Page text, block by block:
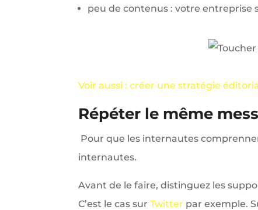
peu de contenus : votre entreprise
Voir aussi : créer une stratégie
Répéter le même
Pour que les internautes
internautes.
Avant de le faire, distinguez les
C’est le cas surTwitter par exemple.